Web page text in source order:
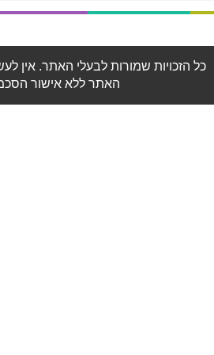
האתר ללא אישור